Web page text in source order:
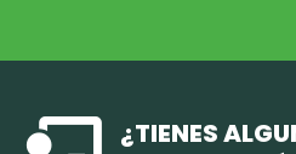
¿TIENES